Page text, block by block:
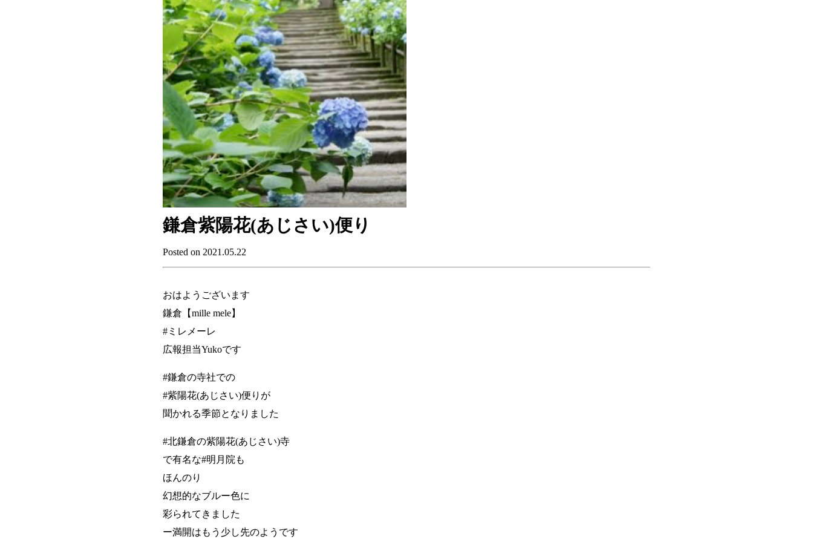
鎌倉紫陽花(あじさい)便り
Posted on 2021.05.22
おはようございます
鎌倉【mille mele】
#ミレメーレ
広報担当Yukoです
#鎌倉の寺社での
#紫陽花(あじさい)便りが
聞かれる季節となりました
#北鎌倉の紫陽花(あじさい)寺
で有名な#明月院も
ほんのり
幻想的なブルー色に
彩られてきました
ー満開はもう少し先のようです